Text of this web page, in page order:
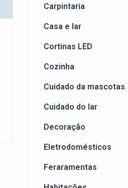
Carpintaria
Casa e lar
Cortinas LED
Cozinha
Cuidado da mascotas
Cuidado do lar
Decoração
Eletrodomésticos
Feraramentas